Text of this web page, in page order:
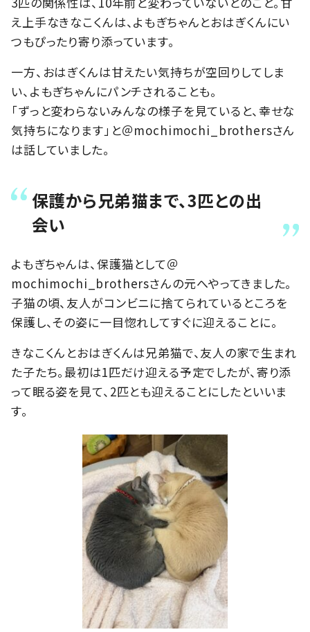
え上手なきなこくんは、よもぎちゃんとおはぎくんにい
つもぴったり寄り添っています。
一方、おはぎくんは甘えたい気持ちが空回りしてしま
い、よもぎちゃんにパンチされることも。
「ずっと変わらないみんなの様子を見ていると、幸せな
気持ちになります」と＠mochimochi_brothersさん
は話していました。
保護から兄弟猫まで、3匹との出
会い
よもぎちゃんは、保護猫として＠
mochimochi_brothersさんの元へやってきました。
子猫の頃、友人がコンビニに捨てられているところを
保護し、その姿に一目惚れしてすぐに迎えることに。
きなこくんとおはぎくんは兄弟猫で、友人の家で生まれ
た子たち。最初は1匹だけ迎える予定でしたが、寄り添
って眠る姿を見て、2匹とも迎えることにしたといいま
す。